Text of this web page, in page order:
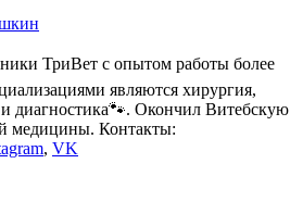
ТриВет с опытом работы более
являются хирургия,
диагностика🐾. Окончил Витебскую
медицины. Контакты:
, VK